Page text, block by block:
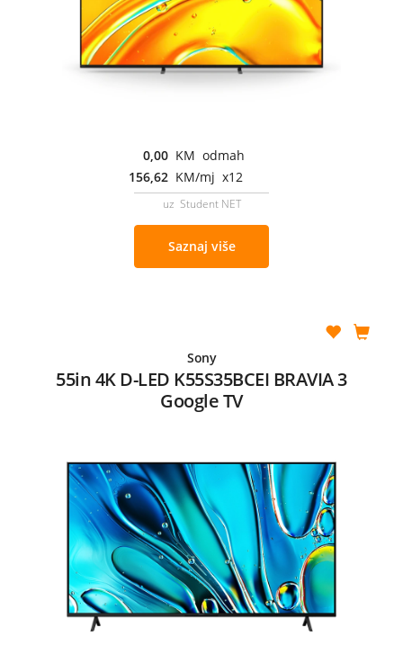
0,00 KM odmah
156,62 KM/mj x12
uz Student NET
Saznaj više
Sony
55in 4K D-LED K55S35BCEI BRAVIA 3
Google TV